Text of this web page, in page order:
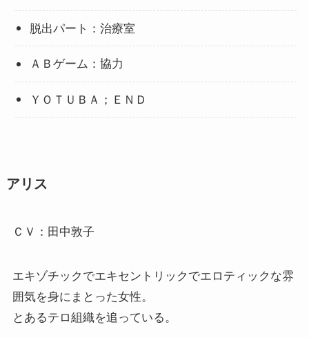
脱出パート：治療室
ＡＢゲーム：協力
ＹＯＴＵＢＡ；ＥＮＤ
アリス
ＣＶ：田中敦子
エキゾチックでエキセントリックでエロティックな雰
囲気を身にまとった女性。
とあるテロ組織を追っている。